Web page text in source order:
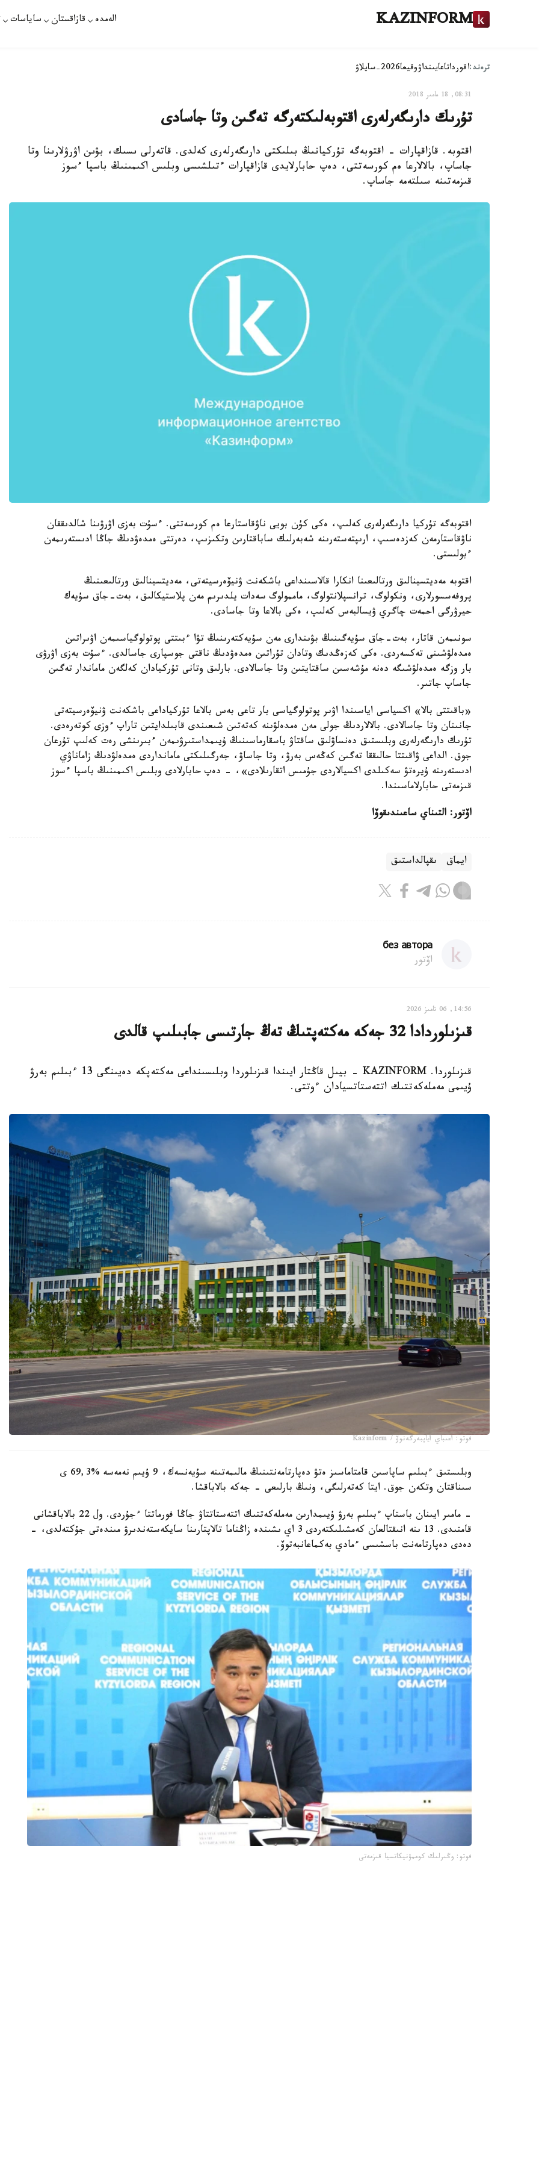
KAZINFORM الەمدە قازاقستان ساياسات
ترەند:اقورداتاعايىنداۋوقيعا2026-سايلاۋ
08:31, 18 مامىر 2018
تۇرىك دارىگەرلەرى اقتوبەلىكتەرگە تەگىن وتا جاسادى
اقتوبە. قازاقپارات - اقتوبەگە تۇركيانىڭ بىلىكتى دارىگەرلەرى كەلدى. قاتەرلى ىسىك، بۋىن اۋرۋلارىنا وتا
جاساپ، بالالارعا ەم كورسەتتى، دەپ حابارلايدى قازاقپارات ءتىلشىسى وبلىس اكىمىنىڭ باسپا ءسوز
قىزمەتىنە سىلتەمە جاساپ.
اقتوبەگە تۇركيا دارىگەرلەرى كەلىپ، ەكى كۇن بويى ناۋقاستارعا ەم كورسەتتى. ءسۇت بەزى اۋرۋىنا شالدىققان
ناۋقاستارمەن كەزدەسىپ، ارىپتەستەرىنە شەبەرلىك ساباقتارىن وتكىزىپ، دەرتتى ەمدەۋدىڭ جاڭا ادىستەرىمەن
ءبولىستى.
اقتوبە مەديتسينالىق ورتالىعىنا انكارا قالاسىنداعى باشكەنت ۋنيۆەرسيتەتى، مەديتسينالىق ورتالىعىنىڭ
پروفەسسورلارى، ونكولوگ، ترانسپلانتولوگ، ماممولوگ سەدات يلدىرىم مەن پلاستيكالىق، بەت-جاق سۇيەك
حيرۋرگى احمەت چاگري ۋيسالبەس كەلىپ، ەكى بالاعا وتا جاسادى.
سونىمەن قاتار، بەت-جاق سۇيەگىنىڭ بۋىندارى مەن سۇيەكتەرىنىڭ تۋا ءبىتتى پوتولوگياسىمەن اۋىراتىن
ەمدەلۋشىنى تەكسەردى. ەكى كەزەڭدىك وتادان تۇراتىن ەمدەۋدىڭ ناقتى جوسپارى جاسالدى. ءسۇت بەزى اۋرۋى
بار وزگە ەمدەلۋشىگە دەنە مۇشەسىن ساقتايتىن وتا جاسالادى. بارلىق وتانى تۇركيادان كەلگەن ماماندار تەگىن
جاساپ جاتىر.
«باقىتتى بالا» اكسياسى اياسىندا اۋىر پوتولوگياسى بار تاعى بەس بالاعا تۇركياداعى باشكەنت ۋنيۆەرسيتەتى
جانىنان وتا جاسالادى. بالالاردىڭ جولى مەن ەمدەلۋىنە كەتەتىن شىعىندى قابىلدايتىن تاراپ ءوزى كوتەرەدى.
تۇرىك دارىگەرلەرى وبلىستىق دەنساۋلىق ساقتاۋ باسقارماسىنىڭ ۇيىمداستىرۋىمەن ءبىرىنشى رەت كەلىپ تۇرعان
جوق. الداعى ۋاقىتتا حالىققا تەگىن كەڭەس بەرۋ، وتا جاساۋ، جەرگىلىكتى مامانداردى ەمدەلۋدىڭ زاماناۋي
ادىستەرىنە ۇيرەتۋ سەكىلدى اكسيالاردى جۇمىس اتقارىلادى»، - دەپ حابارلادى وبلىس اكىمىنىڭ باسپا ءسوز
قىزمەتى حابارلاماسىندا.
اۆتور: التىناي ساعىندىقوۆا
ايماق ىقپالداستىق
без автора
اۆتور
14:56, 06 تامىز 2026
قىزىلوردادا 32 جەكە مەكتەپتىڭ تەڭ جارتىسى جابىلىپ قالدى
قىزىلوردا. KAZINFORM - بيىل قاڭتار ايىندا قىزىلوردا وبلىسىنداعى مەكتەپكە دەيىنگى 13 ءبىلىم بەرۋ
ۇيىمى مەملەكەتتىك اتتەستاتسيادان ءوتتى.
فوتو: اعىباي اياپبەرگەنوۆ / Kazinform
وبلىستىق ءبىلىم ساپاسىن قامتاماسىز ەتۋ دەپارتامەنتىنىڭ مالىمەتىنە سۇيەنسەك، 9 ۇيىم نەمەسە %69,3 ى
سىناقتان وتكەن جوق. ايتا كەتەرلىگى، ونىڭ بارلىعى - جەكە بالاباقشا.
- مامىر ايىنان باستاپ ءبىلىم بەرۋ ۇيىمدارىن مەملەكەتتىك اتتەستاتتاۋ جاڭا فورماتتا ءجۇردى. ول 22 بالاباقشانى
قامتىدى. 13 ىنە انىقتالعان كەمشىلىكتەردى 3 اي ىشىندە زاڭناما تالاپتارىنا سايكەستەندىرۋ مىندەتى جۇكتەلدى، -
دەدى دەپارتامەنت باسشىسى ءمادي بەكماعانبەتوۆ.
فوتو: وڭىرلىك كوممۋنيكاتسيا قىزمەتى